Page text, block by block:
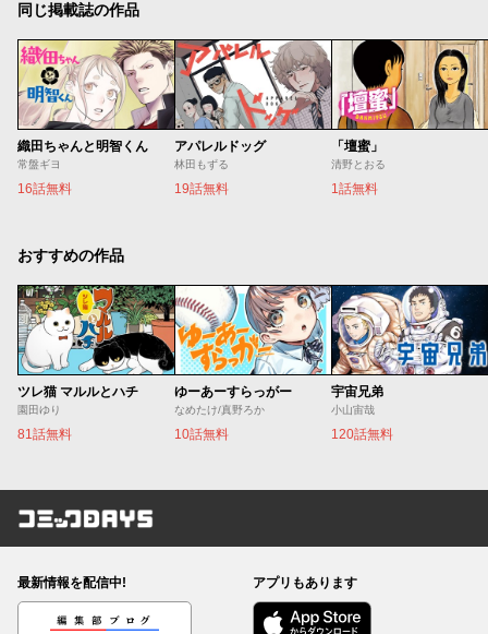
同じ掲載誌の作品
織田ちゃんと明智くん
常盤ギヨ
16話無料
アパレルドッグ
林田もずる
19話無料
「壇蜜」
清野とおる
1話無料
おすすめの作品
ツレ猫 マルルとハチ
園田ゆり
81話無料
ゆーあーすらっがー
なめたけ/真野ろか
10話無料
宇宙兄弟
小山宙哉
120話無料
コミックDAYS
最新情報を配信中!
編集部ブログ
アプリもあります